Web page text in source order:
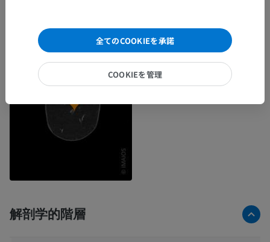
解剖学的階層
全てのCOOKIEを承諾
COOKIEを管理